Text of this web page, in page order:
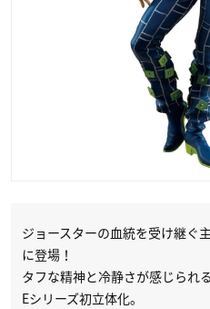
ジョースターの血統を受け継ぐ
に登場！
タフな精神と冷静さが感じられ
Eシリーズ初立体化。